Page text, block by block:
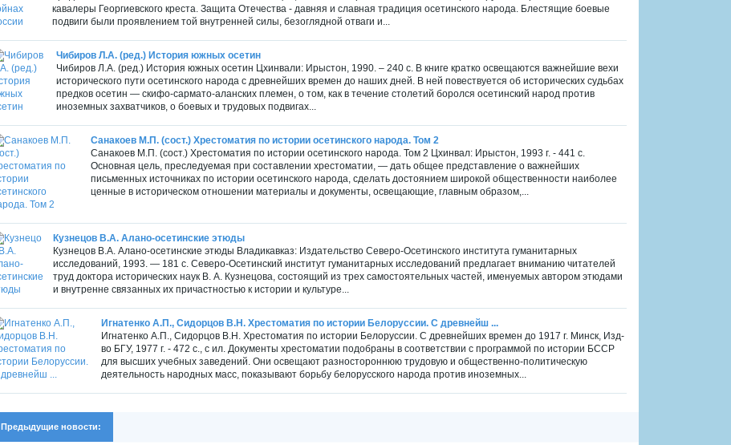
кавалеры Георгиевского креста. Защита Отечества - давняя и славная традиция осетинского народа. Блестящие боевые
подвиги были проявлением той внутренней силы, безоглядной отваги и...
Чибиров Л.А. (ред.) История южных осетин
Чибиров Л.А. (ред.) История южных осетин Цхинвали: Ирыстон, 1990. – 240 с. В книге кратко освещаются важнейшие вехи
исторического пути осетинского народа с древнейших времен до наших дней. В ней повествуется об исторических судьбах
предков осетин — скифо-сармато-аланских племен, о том, как в течение столетий боролся осетинский народ против
иноземных захватчиков, о боевых и трудовых подвигах...
Санакоев М.П. (сост.) Хрестоматия по истории осетинского народа. Том 2
Санакоев М.П. (сост.) Хрестоматия по истории осетинского народа. Том 2 Цхинвал: Ирыстон, 1993 г. - 441 с.
Основная цель, преследуемая при составлении хрестоматии, — дать общее представление о важнейших
письменных источниках по истории осетинского народа, сделать достоянием широкой общественности наиболее
ценные в историческом отношении материалы и документы, освещающие, главным образом,...
Кузнецов В.А. Алано-осетинские этюды
Кузнецов В.А. Алано-осетинские этюды Владикавказ: Издательство Северо-Осетинского института гуманитарных
исследований, 1993. — 181 с. Северо-Осетинский институт гуманитарных исследований предлагает вниманию читателей
труд доктора исторических наук В. А. Кузнецова, состоящий из трех самостоятельных частей, именуемых автором этюдами
и внутренне связанных их причастностью к истории и культуре...
Игнатенко А.П., Сидорцов В.Н. Хрестоматия по истории Белоруссии. С древнейш ...
Игнатенко А.П., Сидорцов В.Н. Хрестоматия по истории Белоруссии. С древнейших времен до 1917 г. Минск, Изд-
во БГУ, 1977 г. - 472 с., с ил. Документы хрестоматии подобраны в соответствии с программой по истории БССР
для высших учебных заведений. Они освещают разностороннюю трудовую и общественно-политическую
деятельность народных масс, показывают борьбу белорусского народа против иноземных...
Предыдущие новости: